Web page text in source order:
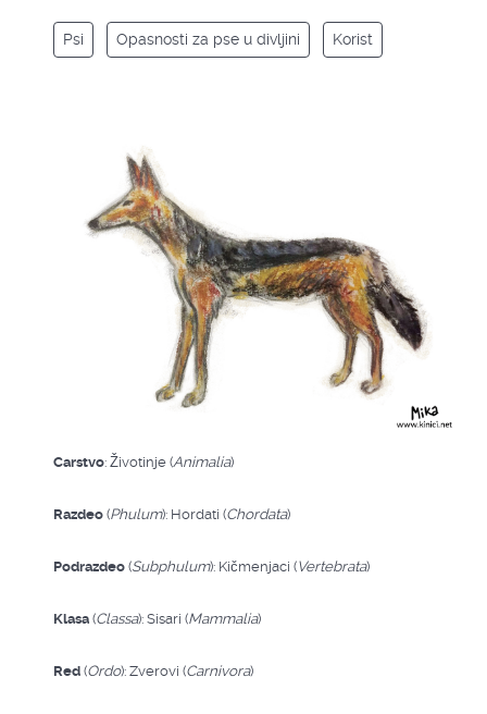
Psi Opasnosti za pse u divljini Korist
Carstvo: Životinje (Animalia)
Razdeo (Phulum): Hordati (Chordata)
Podrazdeo (Subphulum): Kičmenjaci (Vertebrata)
Klasa (Classa): Sisari (Mammalia)
Red (Ordo): Zverovi (Carnivora)